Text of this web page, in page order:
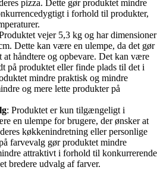
pizza. Dette gør produktet mindre
i forhold til produkter,
vejer 5,3 kg og har dimensioner
Dette kan være en ulempe, da det gør
at håndtere og opbevare. Det kan være
på produktet eller finde plads til det i
mindre praktisk og mindre
og mere lette produkter på
: Produktet er kun tilgængeligt i
en ulempe for brugere, der ønsker at
køkkenindretning eller personlige
farvevalg gør produktet mindre
attraktivt i forhold til konkurrerende
bredere udvalg af farver.